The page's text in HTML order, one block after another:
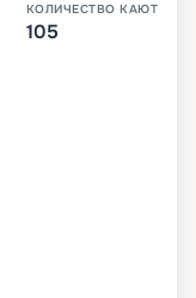
КОЛИЧЕСТВО КАЮТ
105